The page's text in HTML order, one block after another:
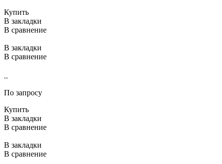
Купить
В закладки
В сравнение
В закладки
В сравнение
..
По запросу
Купить
В закладки
В сравнение
В закладки
В сравнение